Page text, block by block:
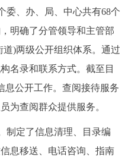
回到顶部
委、办、局、中心共有68个
明确了分管领导和主管部
)两级公开组织体系。通过
名录和联系方式。截至目
息公开工作。查阅接待服务
为查阅群众提供服务。
定了信息清理、目录编
息移送、电话咨询、指南